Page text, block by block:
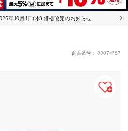
年10月1日(木) 価格改定のお知らせ
商品番号： 83074757